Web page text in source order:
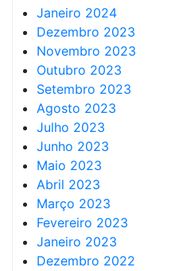
Janeiro 2024
Dezembro 2023
Novembro 2023
Outubro 2023
Setembro 2023
Agosto 2023
Julho 2023
Junho 2023
Maio 2023
Abril 2023
Março 2023
Fevereiro 2023
Janeiro 2023
Dezembro 2022